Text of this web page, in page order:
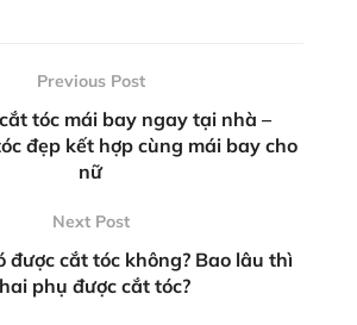
Previous Post
tóc mái bay ngay tại nhà –
đẹp kết hợp cùng mái bay cho
nữ
Next Post
được cắt tóc không? Bao lâu thì
phụ được cắt tóc?